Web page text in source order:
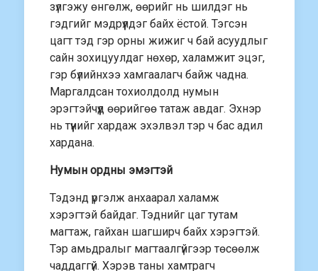
зүлгэжу өнгөлж, өөрийг нь шилдэг нь
гэдгийг мэдрүүлдэг байх ёстой. Тэгсэн
цагт тэд гэр орны жижиг ч бай асуудлыг
сайн зохицуулдаг нөхөр, халамжит эцэг,
гэр бүлийнхээ хамгаалагч байж чадна.
Маргалдсан тохиолдолд нумын
эрэгтэйчүүд өөрийгөө татаж авдаг. Эхнэр
нь түүнийг хардаж эхэлвэл тэр ч бас адил
хардана.
Нумын ордны эмэгтэй
Тэдэнд үргэлж анхаарал халамж
хэрэгтэй байдаг. Тэднийг цаг тутам
магтаж, гайхан шагширч байх хэрэгтэй.
Тэр амьдралыг магтаалгүйгээр төсөөлж
чаддаггүй. Хэрэв таны хамтрагч